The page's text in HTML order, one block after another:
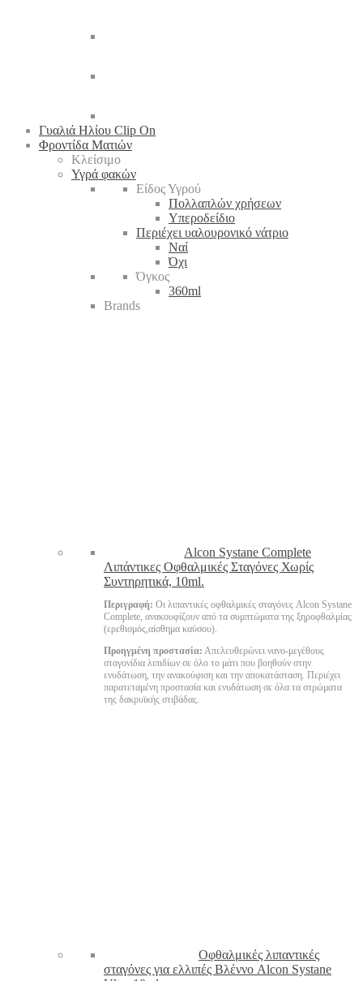
Γυαλιά Ηλίου Clip On
Φροντίδα Ματιών
Κλείσιμο
Υγρά φακών
Είδος Υγρού
Πολλαπλών χρήσεων
Υπεροδείδιο
Περιέχει υαλουρονικό νάτριο
Ναί
Όχι
Όγκος
360ml
Brands
Alcon Systane Complete
Λιπάντικες Οφθαλμικές Σταγόνες Χωρίς
Συντηρητικά, 10ml.
Περιγραφή: Οι λιπαντικές οφθαλμικές σταγόνες Alcon Systane
Complete, ανακουφίζουν από τα συμπτώματα της ξηροφθαλμίας
(ερεθισμός,αίσθημα καύσου).
Προηγμένη προστασία: Απελευθερώνει νανο-μεγέθους
σταγονίδια λιπιδίων σε όλο το μάτι που βοηθούν στην
ενυδάτωση, την ανακούφιση και την αποκατάσταση. Περιέχει
παρατεταμένη προστασία και ενυδάτωση σε όλα τα στρώματα
της δακρυϊκής στιβάδας.
Oφθαλμικές λιπαντικές
σταγόνες για ελλιπές Βλέννο Alcon Systane